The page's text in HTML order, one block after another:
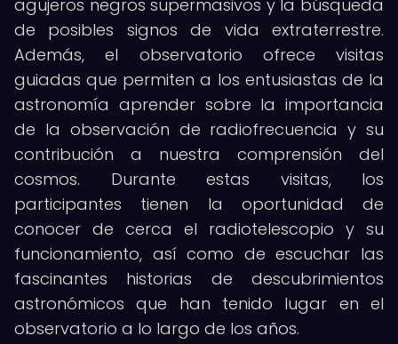
agujeros negros supermasivos y la búsqueda
de posibles signos de vida extraterrestre.
Además, el observatorio ofrece visitas
guiadas que permiten a los entusiastas de la
astronomía aprender sobre la importancia
de la observación de radiofrecuencia y su
contribución a nuestra comprensión del
cosmos. Durante estas visitas, los
participantes tienen la oportunidad de
conocer de cerca el radiotelescopio y su
funcionamiento, así como de escuchar las
fascinantes historias de descubrimientos
astronómicos que han tenido lugar en el
observatorio a lo largo de los años.